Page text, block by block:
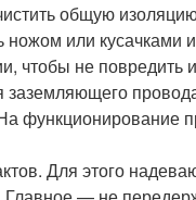
общую
или кусачками
чтобы не повредить
функционирование
Для этого